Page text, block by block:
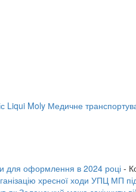
Liqui Moly Медичне
для оформлення в 2024 році -
хресної ходи УПЦ МП